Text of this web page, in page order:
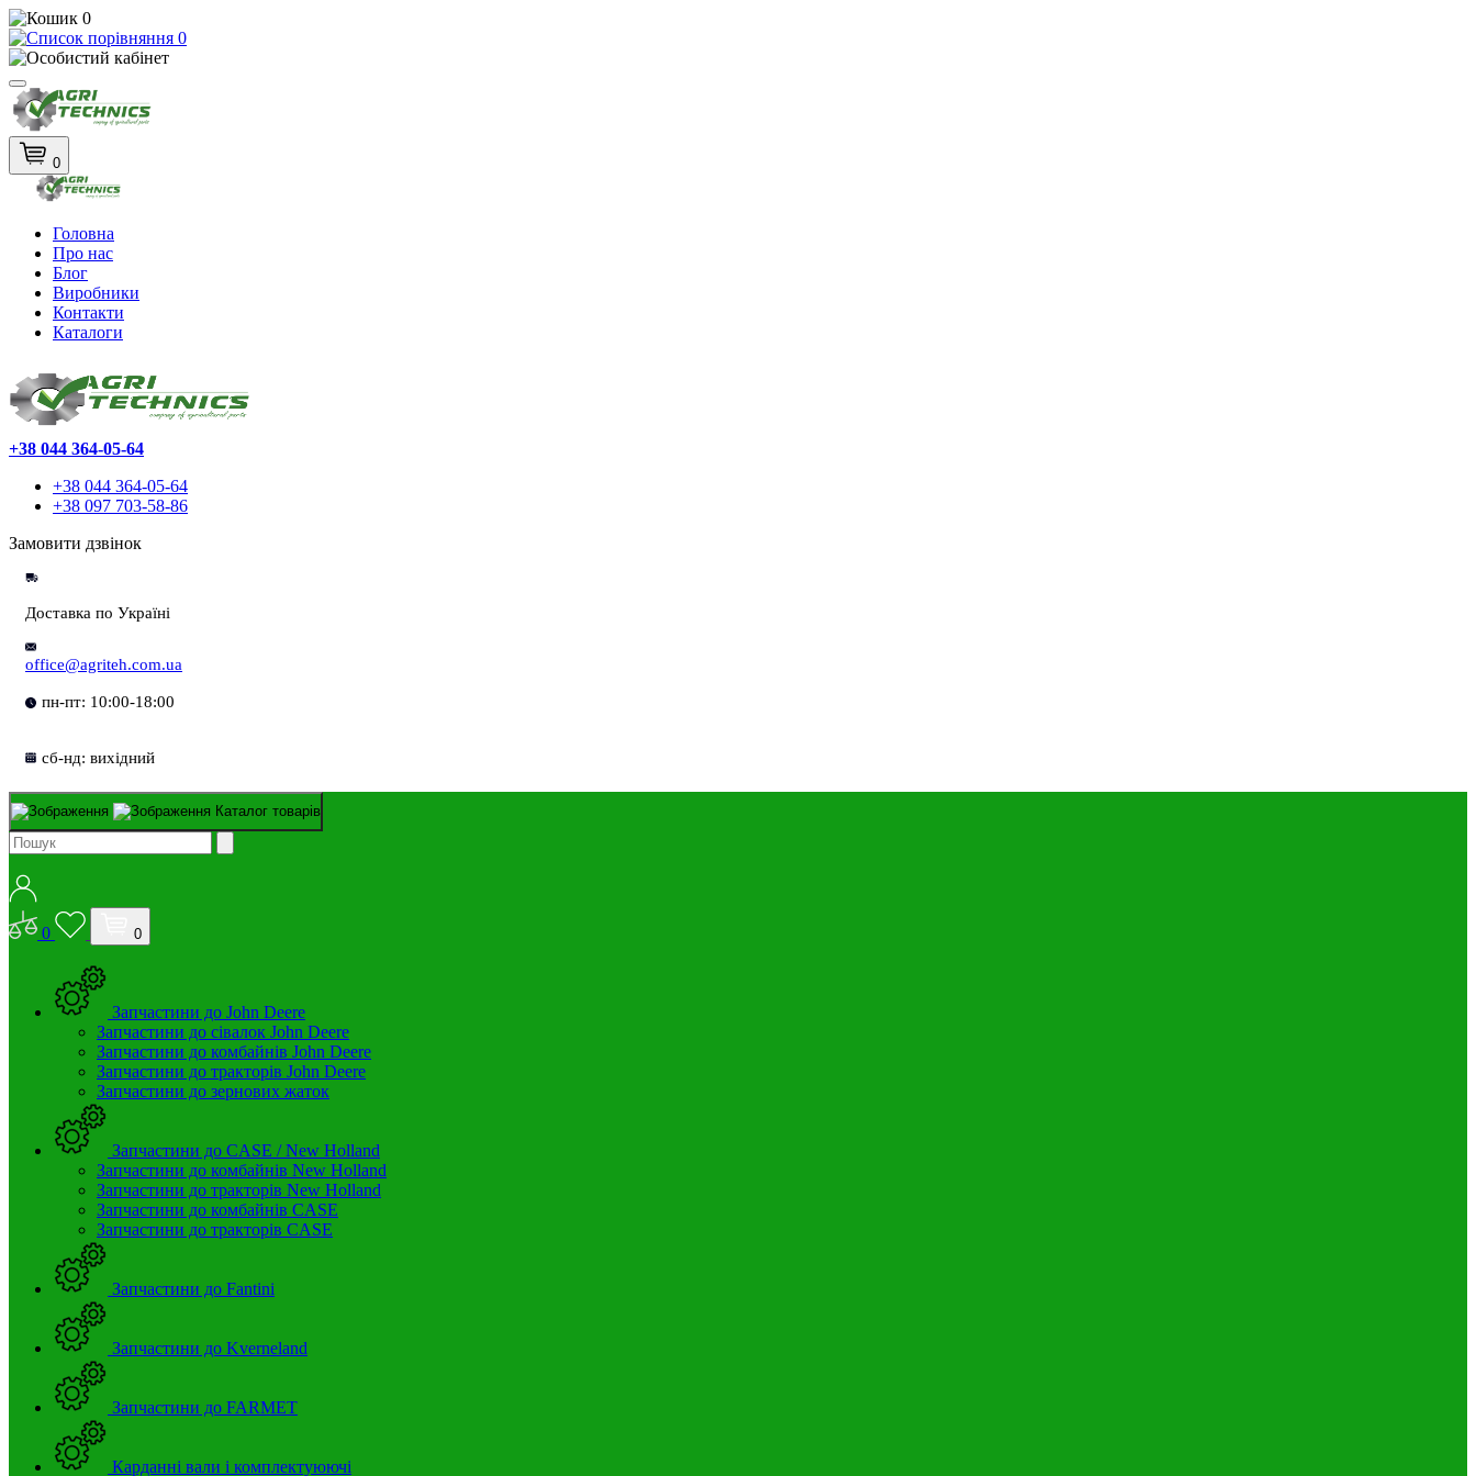
0
0
0
Головна
Про нас
Блог
Виробники
Контакти
Каталоги
+38 044 364-05-64
+38 044 364-05-64
+38 097 703-58-86
Замовити дзвінок
Доставка по Україні
office@agriteh.com.ua
пн-пт: 10:00-18:00
сб-нд: вихідний
Каталог товарів
0 0
Запчастини до John Deere
Запчастини до сівалок John Deere
Запчастини до комбайнів John Deere
Запчастини до тракторів John Deere
Запчастини до зернових жаток
Запчастини до CASE / New Holland
Запчастини до комбайнів New Holland
Запчастини до тракторів New Holland
Запчастини до комбайнів CASE
Запчастини до тракторів CASE
Запчастини до Fantini
Запчастини до Kverneland
Запчастини до FARMET
Карданні вали і комплектуюючі